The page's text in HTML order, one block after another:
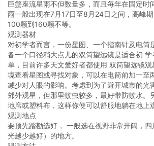
巨蟹座流星雨不但数量多，而且每年在固定时
雨一般出现在7月17日至8月24日之间，高峰
100颗到160颗不等。
观测器材
对初学者而言，一份星图、一个指南针及电筒
备一个口径稍大点儿的双筒望远镜是适合初
单，目前许多天文爱好者都使用 双筒望远镜
境查看星图或寻找对象，可以在电筒前加一至
减少对人眼的影响。考虑到为了避开城市的光
郊外观星，但那里蚊虫较多，最好带防蚊水。
地席或塑料布，这样你便可以舒服地躺在地上
观测地点
要预先踏勘选好， 一般选在视野非常开阔，
光越少越好）的地方。